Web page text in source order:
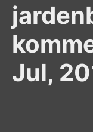
Jul,